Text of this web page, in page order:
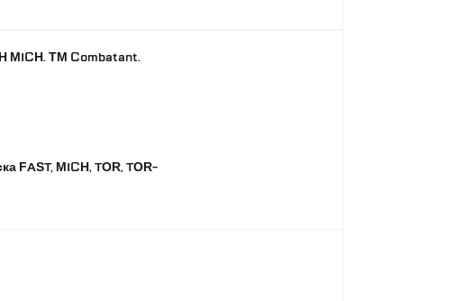
MICH. ТМ Combatant.
FAST, MICH, TOR, TOR-